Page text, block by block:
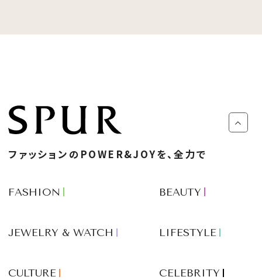
ファッションのPOWER&JOYを、全力で
FASHION BEAUTY
JEWELRY & WATCH LIFESTYLE
CULTURE CELEBRITY